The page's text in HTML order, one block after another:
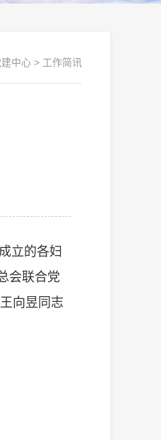
建中心 > 工作简讯
立的各妇
会联合党
向昱同志